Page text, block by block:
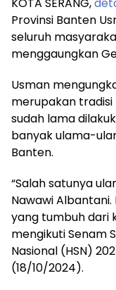
KOTA SERANG,
Provinsi Banten
seluruh
menggaungkan
Usman
merupakan
sudah lama
banyak ulama-
Banten.
“Salah satunya
Nawawi
yang tumbuh dari
mengikuti Senam
Nasional (HSN)
(18/10/2024).